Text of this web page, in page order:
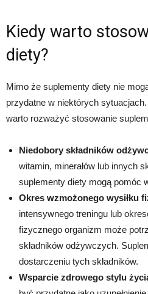
Kiedy warto
diety?
Mimo że suplementy diety nie
przydatne w niektórych
warto rozważyć stosowanie
Niedobory składników
witamin, minerałów lub innych
suplementy diety mogą pomóc
Okres wzmożonego wysiłku
intensywnego treningu lub
fizycznego organizm może
składników odżywczych.
dostarczeniu tych składników.
Wsparcie zdrowego stylu